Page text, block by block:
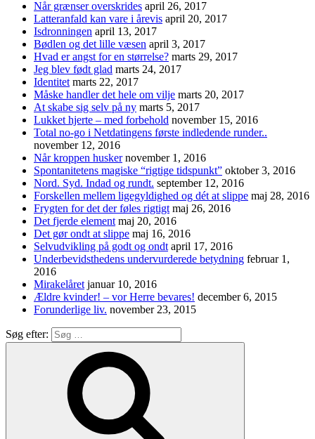
Når grænser overskrides april 26, 2017
Latteranfald kan vare i årevis april 20, 2017
Isdronningen april 13, 2017
Bødlen og det lille væsen april 3, 2017
Hvad er angst for en størrelse? marts 29, 2017
Jeg blev født glad marts 24, 2017
Identitet marts 22, 2017
Måske handler det hele om vilje marts 20, 2017
At skabe sig selv på ny marts 5, 2017
Lukket hjerte – med forbehold november 15, 2016
Total no-go i Netdatingens første indledende runder..
november 12, 2016
Når kroppen husker november 1, 2016
Spontanitetens magiske “rigtige tidspunkt” oktober 3, 2016
Nord. Syd. Indad og rundt. september 12, 2016
Forskellen mellem ligegyldighed og dét at slippe maj 28, 2016
Frygten for det der føles rigtigt maj 26, 2016
Det fjerde element maj 20, 2016
Det gør ondt at slippe maj 16, 2016
Selvudvikling på godt og ondt april 17, 2016
Underbevidsthedens undervurderede betydning februar 1,
2016
Mirakelåret januar 10, 2016
Ældre kvinder! – vor Herre bevares! december 6, 2015
Forunderlige liv. november 23, 2015
Søg efter: